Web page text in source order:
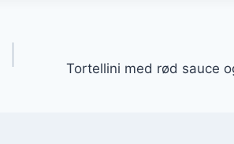
Tortellini med rød sauce